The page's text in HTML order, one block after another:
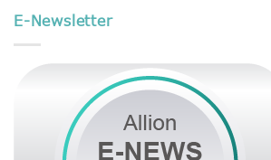
E-Newsletter